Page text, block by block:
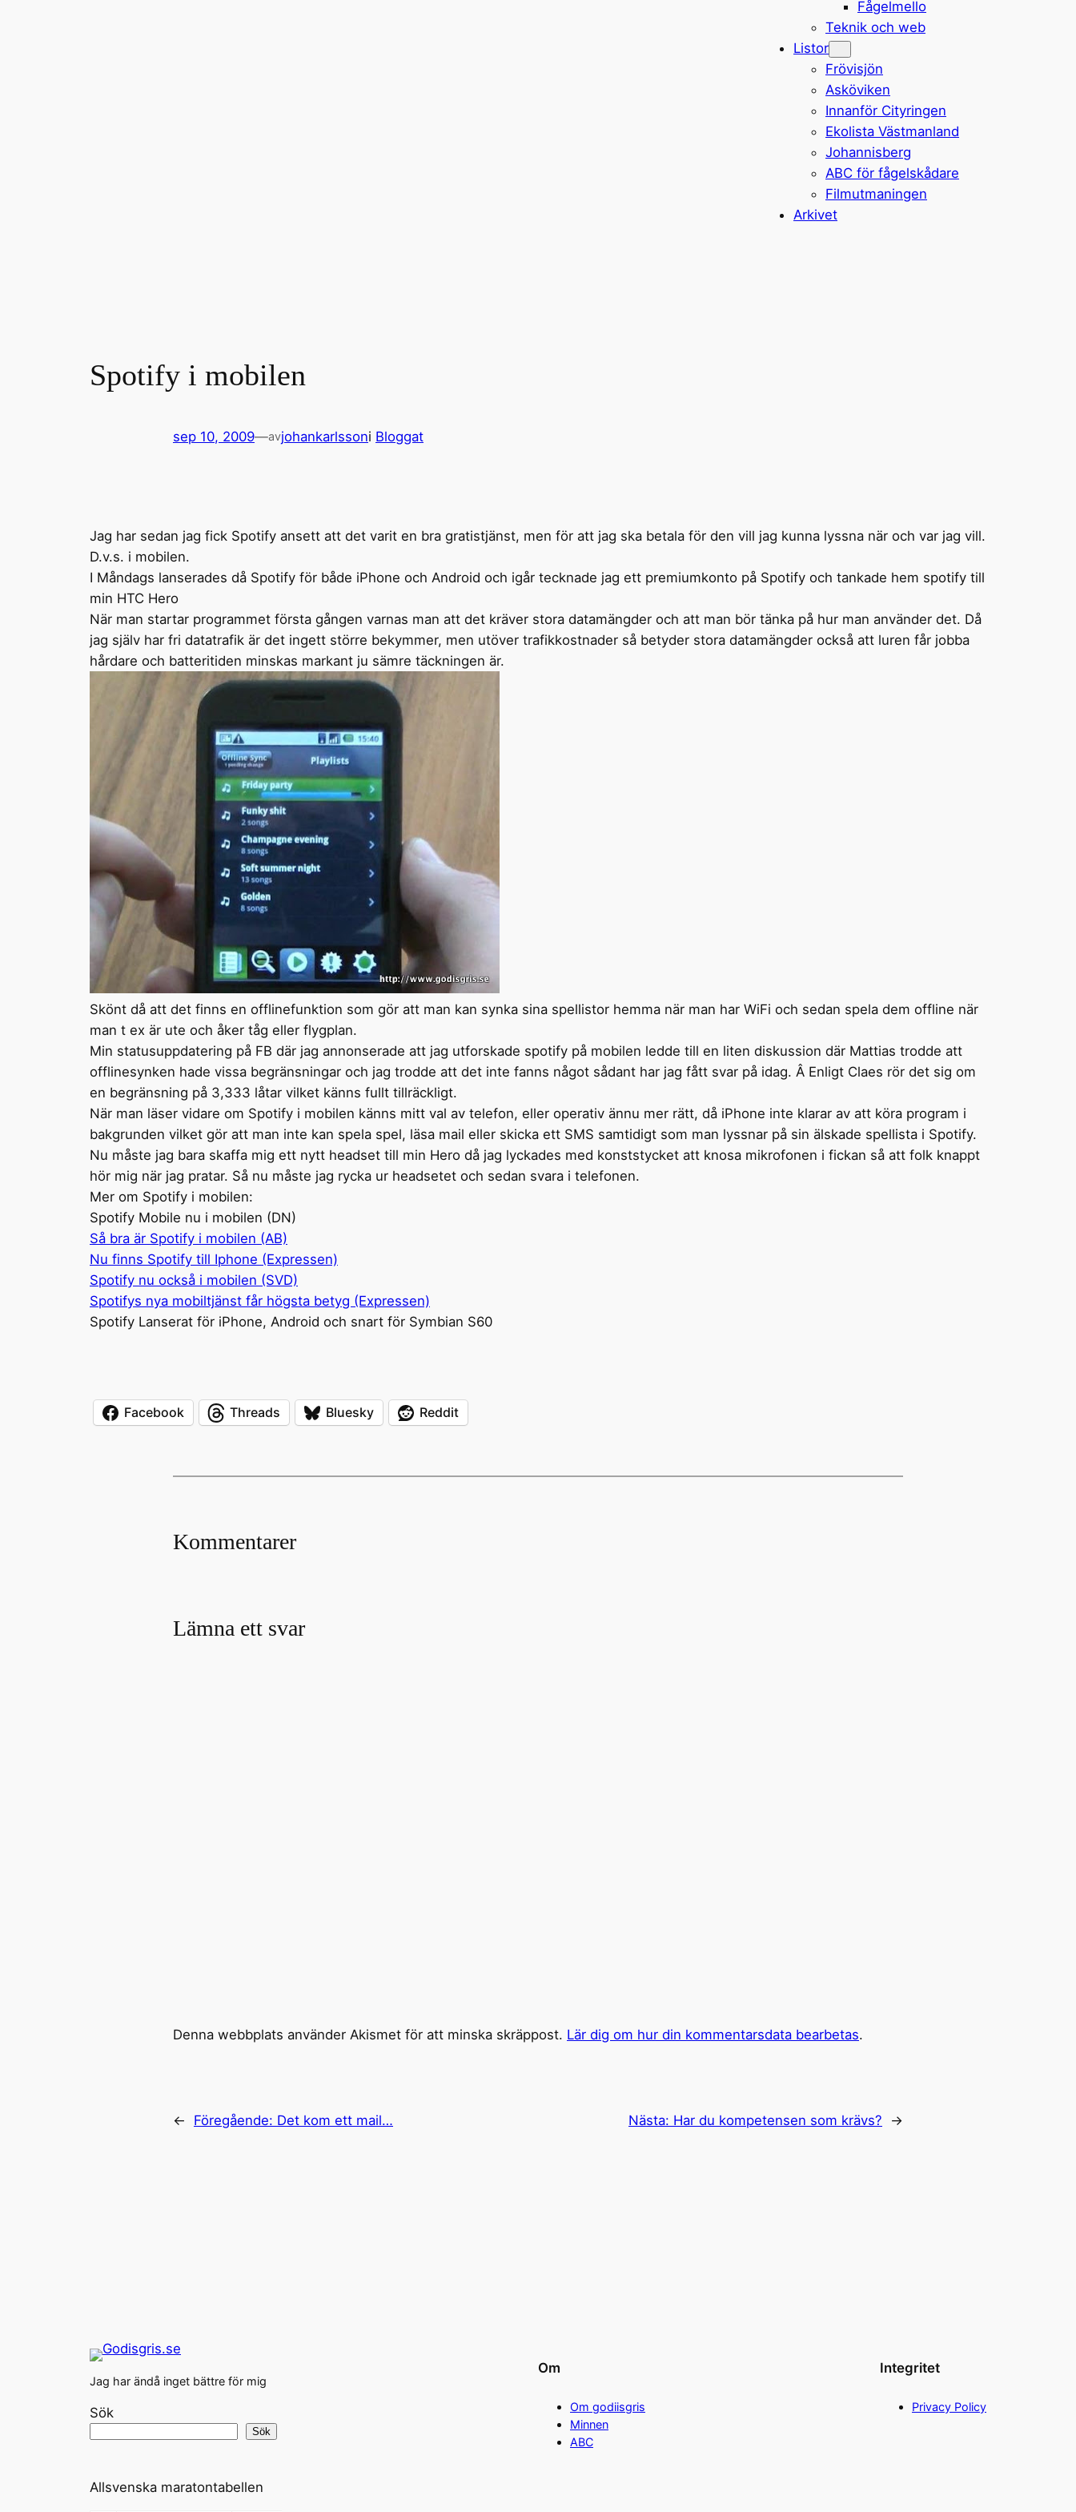
Fågelmello
Teknik och web
Listor
Frövisjön
Asköviken
Innanför Cityringen
Ekolista Västmanland
Johannisberg
ABC för fågelskådare
Filmutmaningen
Arkivet
Spotify i mobilen
sep 10, 2009—avjohankarlssoni Bloggat
Jag har sedan jag fick Spotify ansett att det varit en bra gratistjänst, men för att jag ska betala för den vill jag kunna lyssna när och var jag vill.
D.v.s. i mobilen.
I Måndags lanserades då Spotify för både iPhone och Android och igår tecknade jag ett premiumkonto på Spotify och tankade hem spotify till
min HTC Hero
När man startar programmet första gången varnas man att det kräver stora datamängder och att man bör tänka på hur man använder det. Då
jag själv har fri datatrafik är det ingett större bekymmer, men utöver trafikkostnader så betyder stora datamängder också att luren får jobba
hårdare och batteritiden minskas markant ju sämre täckningen är.
Skönt då att det finns en offlinefunktion som gör att man kan synka sina spellistor hemma när man har WiFi och sedan spela dem offline när
man t ex är ute och åker tåg eller flygplan.
Min statusuppdatering på FB där jag annonserade att jag utforskade spotify på mobilen ledde till en liten diskussion där Mattias trodde att
offlinesynken hade vissa begränsningar och jag trodde att det inte fanns något sådant har jag fått svar på idag. Â Enligt Claes rör det sig om
en begränsning på 3,333 låtar vilket känns fullt tillräckligt.
När man läser vidare om Spotify i mobilen känns mitt val av telefon, eller operativ ännu mer rätt, då iPhone inte klarar av att köra program i
bakgrunden vilket gör att man inte kan spela spel, läsa mail eller skicka ett SMS samtidigt som man lyssnar på sin älskade spellista i Spotify.
Nu måste jag bara skaffa mig ett nytt headset till min Hero då jag lyckades med konststycket att knosa mikrofonen i fickan så att folk knappt
hör mig när jag pratar. Så nu måste jag rycka ur headsetet och sedan svara i telefonen.
Mer om Spotify i mobilen:
Spotify Mobile nu i mobilen (DN)
Så bra är Spotify i mobilen (AB)
Nu finns Spotify till Iphone (Expressen)
Spotify nu också i mobilen (SVD)
Spotifys nya mobiltjänst får högsta betyg (Expressen)
Spotify Lanserat för iPhone, Android och snart för Symbian S60
Facebook Threads Bluesky Reddit
Kommentarer
Lämna ett svar
Denna webbplats använder Akismet för att minska skräppost. Lär dig om hur din kommentarsdata bearbetas.
← Föregående: Det kom ett mail… Nästa: Har du kompetensen som krävs? →
Jag har ändå inget bättre för mig
Sök
Sök
Om
Om godiisgris
Minnen
ABC
Integritet
Privacy Policy
Allsvenska maratontabellen